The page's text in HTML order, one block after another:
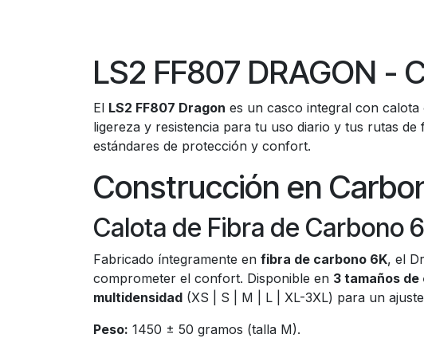
LS2 FF807 DRAGON -
El LS2 FF807 Dragon es un casco integral con
ligereza y resistencia para tu uso diario y tus rutas de
estándares de protección y confort.
Construcción en
Calota de Fibra de Carbono
Fabricado íntegramente en fibra de carbono 6K, el
comprometer el confort. Disponible en 3 tamaños de
multidensidad (XS | S | M | L | XL-3XL) para un
Peso: 1450 ± 50 gramos (talla M).